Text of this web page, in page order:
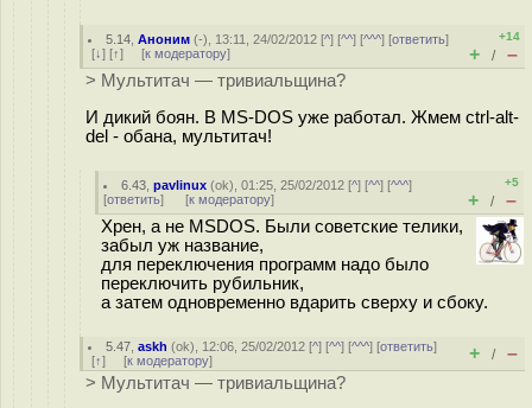
5.14 ,Аноним (-), 13:11, 24/02/2012 [^] [^^] [^^^] [ответить]
[↓] [↑] [к модератору]
+14
+ / –
> Мультитач — тривиальщина?
И дикий боян. В MS-DOS уже работал. Жмем ctrl-alt-
del - обана, мультитач!
6.43 ,pavlinux (ok), 01:25, 25/02/2012 [^] [^^] [^^^]
[ответить] [к модератору]
+5
+ / –
Хрен, а не MSDOS. Были советские телики,
забыл уж название,
для переключения программ надо было
переключить рубильник,
а затем одновременно вдарить сверху и сбоку.
5.47 ,askh (ok), 12:06, 25/02/2012 [^] [^^] [^^^] [ответить]
[↑] [к модератору] + / –
> Мультитач — тривиальщина?